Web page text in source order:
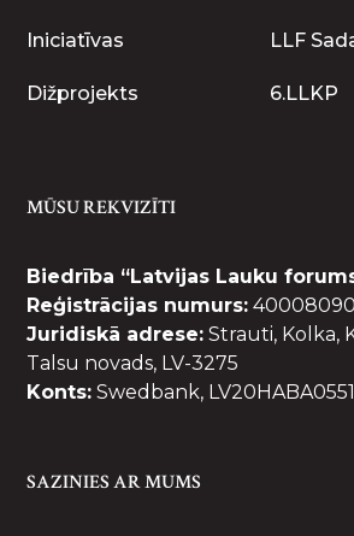
Iniciatīvas LLF
Dižprojekts 6.LLKP
MŪSU REKVIZĪTI
Biedrība “Latvijas Lauku
Reģistrācijas numurs:
Juridiskā adrese: Strauti, Kolka,
Talsu novads, LV-3275
Konts: Swedbank,
SAZINIES AR MUMS